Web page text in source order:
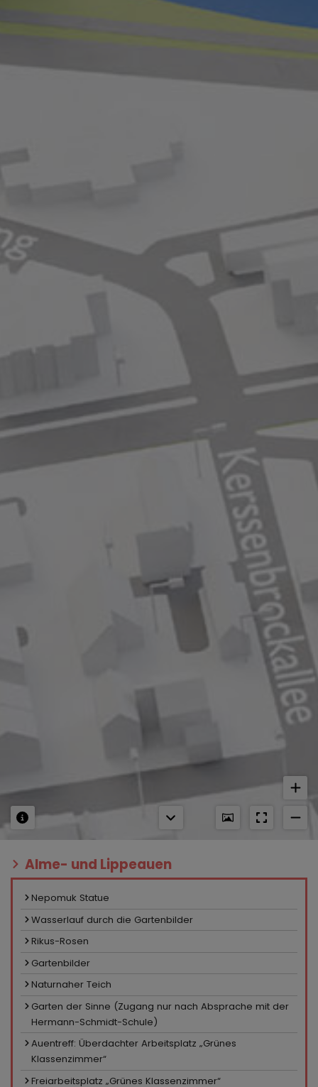
Alme- und Lippeauen
Nepomuk Statue
Wasserlauf durch die Gartenbilder
Rikus-Rosen
Gartenbilder
Naturnaher Teich
Garten der Sinne (Zugang nur nach Absprache mit der
Hermann-Schmidt-Schule)
Auentreff: Überdachter Arbeitsplatz „Grünes
Klassenzimmer“
Freiarbeitsplatz „Grünes Klassenzimmer“